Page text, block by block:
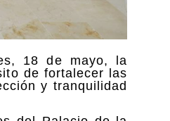
18 de mayo, la
de fortalecer las
y tranquilidad